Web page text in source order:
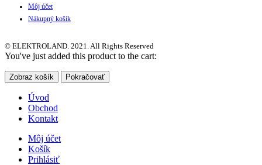
Môj účet
Nákupný košík
© ELEKTROLAND. 2021. All Rights Reserved
You've just added this product to the cart:
Zobraz košík Pokračovať
Úvod
Obchod
Kontakt
Môj účet
Košík
Prihlásiť